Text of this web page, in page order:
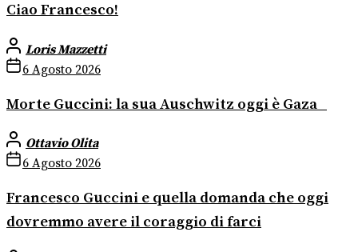
Ciao Francesco!
Loris Mazzetti
6 Agosto 2026
Morte Guccini: la sua Auschwitz oggi è Gaza
Ottavio Olita
6 Agosto 2026
Francesco Guccini e quella domanda che oggi
dovremmo avere il coraggio di farci